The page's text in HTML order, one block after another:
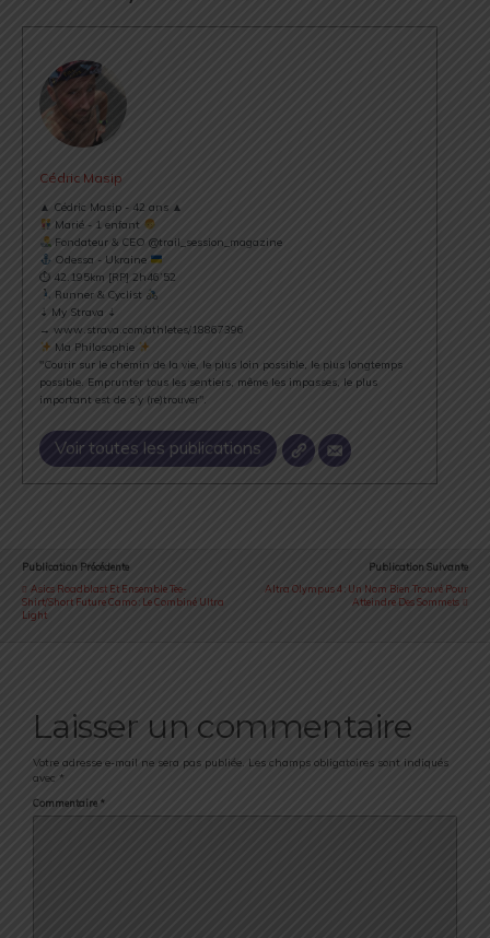
Cédric Masip
▲ Cédric Masip - 42 ans ▲
Marié - 1 enfant
Fondateur & CEO @trail_session_magazine
Odessa - Ukraine
⏱ 42.195km [RP] 2h46’52
Runner & Cyclist
⇣ My Strava ⇣
→ www.strava.com/athletes/18867396
Ma Philosophie
"Courir sur le chemin de la vie, le plus loin possible, le plus longtemps
possible. Emprunter tous les sentiers, même les impasses, le plus
important est de s’y (re)trouver".
Voir toutes les publications
Publication Précédente
Asics Roadblast Et Ensemble Tee-
Shirt/short Future Camo : Le Combiné Ultra
Light
Publication Suivante
Altra Olympus 4 : Un Nom Bien Trouvé Pour
Atteindre Des Sommets
Laisser un commentaire
Votre adresse e-mail ne sera pas publiée. Les champs obligatoires sont indiqués
avec *
Commentaire *